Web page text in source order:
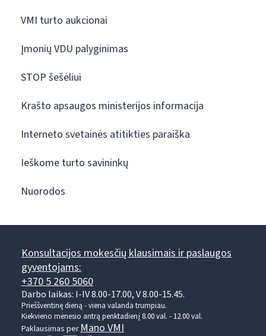
VMI turto aukcionai
Įmonių VDU palyginimas
STOP šešėliui
Krašto apsaugos ministerijos informacija
Interneto svetainės atitikties paraiška
Ieškome turto savininkų
Nuorodos
Konsultacijos mokesčių klausimais ir paslaugos
gyventojams:
+370 5 260 5060
Darbo laikas: I-IV 8.00-17.00, V 8.00-15.45.
Prieššventinę dieną - viena valanda trumpiau.
Kiekvieno mėnesio antrą penktadienį 8.00 val. - 12.00 val.
Paklausimas per Mano VMI